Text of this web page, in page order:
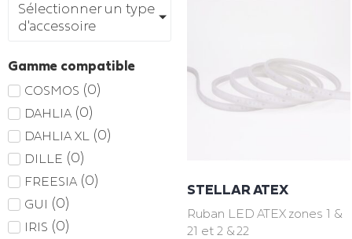
Sélectionner un type
d'accessoire
Gamme compatible
COSMOS (0)
DAHLIA (0)
DAHLIA XL (0)
DILLE (0)
FREESIA (0)
GUI (0)
IRIS (0)
STELLAR ATEX
Ruban LED ATEX zones 1 &
21 et 2 & 22